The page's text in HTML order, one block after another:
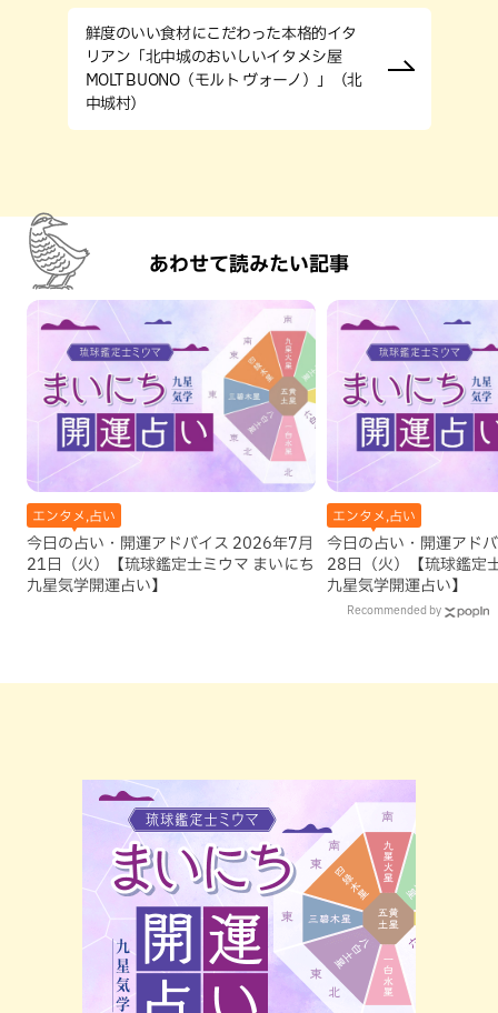
鮮度のいい食材にこだわった本格的イタ
リアン「北中城のおいしいイタメシ屋
MOLT BUONO（モルト ヴォーノ）」（北
中城村）
あわせて読みたい記事
エンタメ,占い
今日の占い・開運アドバイス 2026年7月
21日（火）【琉球鑑定士ミウマ まいにち
九星気学開運占い】
エンタメ,占い
今日の占い・開運アド
28日（火）【琉球鑑定
九星気学開運占い】
Recommended by